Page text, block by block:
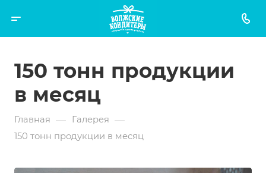
150 тонн продукции
в месяц
Главная — Галерея —
150 тонн продукции в месяц